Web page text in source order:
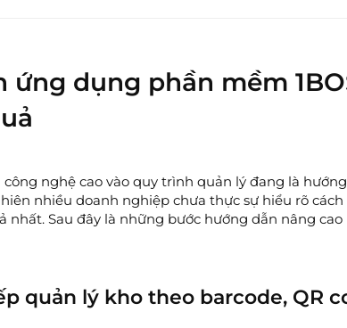
ứng dụng phần mềm
nghệ cao vào quy trình quản lý đang là
nhiều doanh nghiệp chưa thực sự hiểu rõ
nhất. Sau đây là những bước hướng dẫn nâng
quản lý kho theo barcode, QR